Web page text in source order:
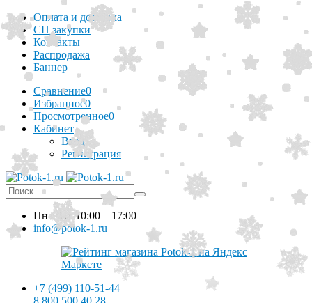
Оплата и доставка
СП закупки
Контакты
Распродажа
Баннер
Сравнение0
Избранное0
Просмотренное0
Кабинет
Вход
Регистрация
Пн—Пт10:00—17:00
info@potok-1.ru
+7 (499) 110-51-44
8 800 500 40 28